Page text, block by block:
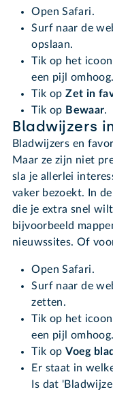
Open Safari.
Surf naar de
opslaan.
Tik op het
een pijl omhoog.
Tik opZet in
Tik op Bewaar.
Bladwijzers
Bladwijzers en
Maar ze zijn niet
sla je allerlei
vaker bezoekt. In
die je extra snel
bijvoorbeeld
nieuwssites. Of
Open Safari.
Surf naar de
zetten.
Tik op het
een pijl omhoog.
Tik opVoeg
Er staat in
Is dat